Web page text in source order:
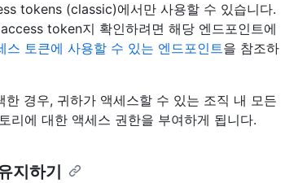
tokens (classic)에서만 사용할 수 있습니다.
token지 확인하려면 해당 엔드포인트에
스 토큰에 사용할 수 있는 엔드포인트을 참조하
경우, 귀하가 액세스할 수 있는 조직 내 모든
리에 대한 액세스 권한을 부여하게 됩니다.
지하기